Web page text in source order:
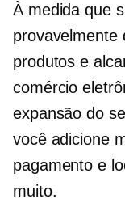
À medida que
provavelmente
produtos e
comércio
expansão do
você adicione
pagamento e
muito.